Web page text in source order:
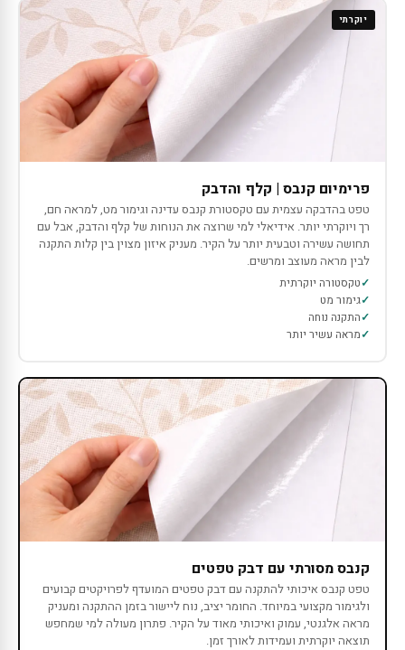
יוקרתי
פרימיום קנבס | קלף והדבק
טפט בהדבקה עצמית עם טקסטורת קנבס עדינה וגימור מט, למראה חם,
רך ויוקרתי יותר. אידיאלי למי שרוצה את הנוחות של קלף והדבק, אבל עם
תחושה עשירה וטבעית יותר על הקיר. מעניק איזון מצוין בין קלות התקנה
לבין מראה מעוצב ומרשים.
טקסטורה יוקרתית
גימור מט
התקנה נוחה
מראה עשיר יותר
קנבס מסורתי עם דבק טפטים
טפט קנבס איכותי להתקנה עם דבק טפטים המועדף לפרויקטים קבועים
ולגימור מקצועי במיוחד. החומר יציב, נוח ליישור בזמן ההתקנה ומעניק
מראה אלגנטי, עמוק ואיכותי מאוד על הקיר. פתרון מעולה למי שמחפש
תוצאה יוקרתית ועמידות לאורך זמן.